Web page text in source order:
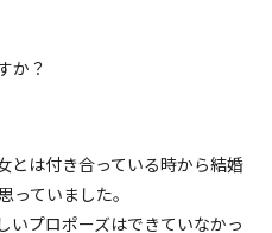
か？
とは付き合っている時から結婚
ていました。
いプロポーズはできていなかっ